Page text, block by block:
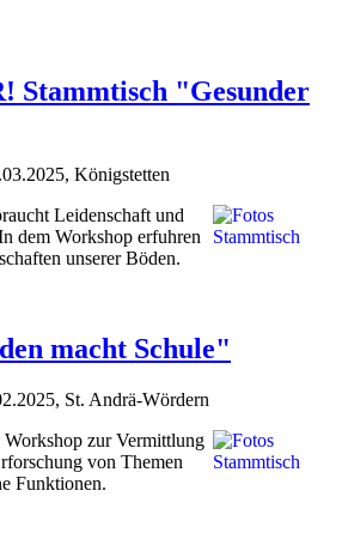
"Gesunder
Königstetten
Leidenschaft und
dem Workshop erfuhren
unserer Böden.
macht Schule"
St. Andrä-Wördern
zur Vermittlung
von Themen
Funktionen.